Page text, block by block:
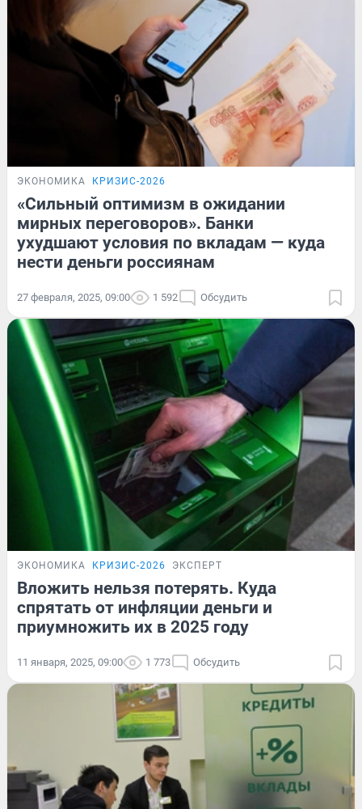
ЭКОНОМИКА КРИЗИС-2026
«Сильный оптимизм в ожидании
мирных переговоров». Банки
ухудшают условия по вкладам — куда
нести деньги россиянам
27 февраля, 2025, 09:00 1 592 Обсудить
ЭКОНОМИКА КРИЗИС-2026 ЭКСПЕРТ
Вложить нельзя потерять. Куда
спрятать от инфляции деньги и
приумножить их в 2025 году
11 января, 2025, 09:00 1 773 Обсудить